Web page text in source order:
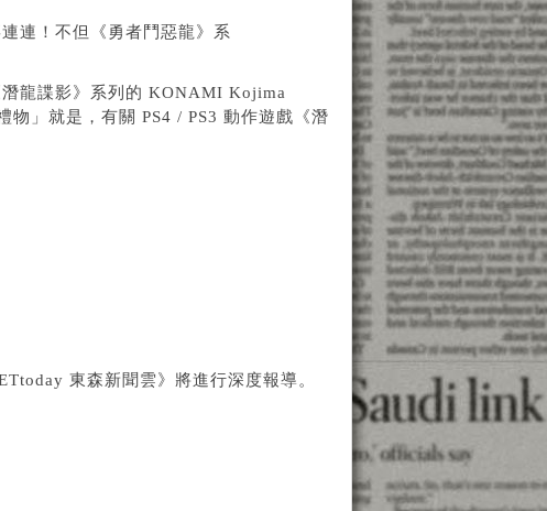
連！不但《勇者鬥惡龍》系
龍諜影》系列的 KONAMI Kojima
」就是，有關 PS4 / PS3 動作遊戲《潛
東森新聞雲》將進行深度報導。